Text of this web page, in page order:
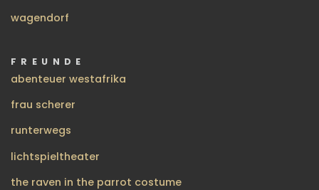
wagendorf
FREUNDE
abenteuer westafrika
frau scherer
runterwegs
lichtspieltheater
the raven in the parrot costume